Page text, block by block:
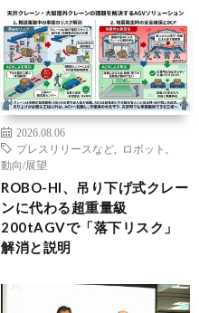
2026.08.06
プレスリリースなど
ロボット
動向/展望
ROBO-HI、吊り下げ式クレー
ンに代わる超重量級
200tAGVで「落下リスク」
解消と説明